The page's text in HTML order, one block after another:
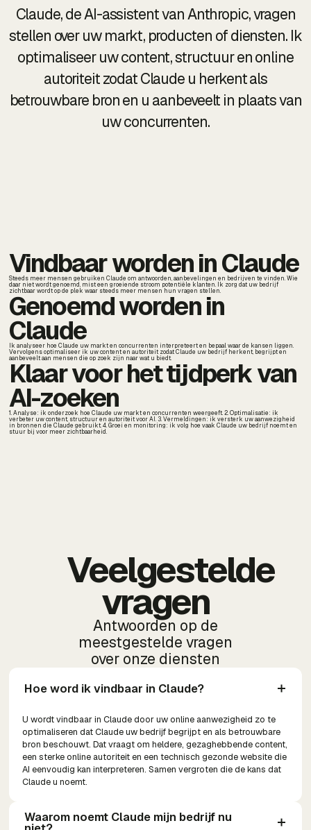
Claude, de AI-assistent van Anthropic, vragen
stellen over uw markt, producten of diensten. Ik
optimaliseer uw content, structuur en online
autoriteit zodat Claude u herkent als
betrouwbare bron en u aanbeveelt in plaats van
uw concurrenten.
Vindbaar worden in Claude
Steeds meer mensen gebruiken Claude om antwoorden, aanbevelingen en bedrijven te vinden. Wie
daar niet wordt genoemd, mist een groeiende stroom potentiële klanten. Ik zorg dat uw bedrijf
zichtbaar wordt op de plek waar steeds meer mensen hun vragen stellen.
Genoemd worden in
Claude
Ik analyseer hoe Claude uw markt en concurrenten interpreteert en bepaal waar de kansen liggen.
Vervolgens optimaliseer ik uw content en autoriteit zodat Claude uw bedrijf herkent, begrijpt en
aanbeveelt aan mensen die op zoek zijn naar wat u biedt.
Klaar voor het tijdperk van
AI-zoeken
1. Analyse: ik onderzoek hoe Claude uw markt en concurrenten weergeeft. 2. Optimalisatie: ik
verbeter uw content, structuur en autoriteit voor AI. 3. Vermeldingen: ik versterk uw aanwezigheid
in bronnen die Claude gebruikt. 4. Groei en monitoring: ik volg hoe vaak Claude uw bedrijf noemt en
stuur bij voor meer zichtbaarheid.
Veelgestelde
vragen
Antwoorden op de
meestgestelde vragen
over onze diensten
Hoe word ik vindbaar in Claude?
U wordt vindbaar in Claude door uw online aanwezigheid zo te
optimaliseren dat Claude uw bedrijf begrijpt en als betrouwbare
bron beschouwt. Dat vraagt om heldere, gezaghebbende content,
een sterke online autoriteit en een technisch gezonde website die
AI eenvoudig kan interpreteren. Samen vergroten die de kans dat
Claude u noemt.
Waarom noemt Claude mijn bedrijf nu